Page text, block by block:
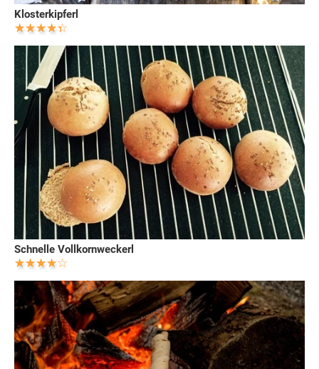
Klosterkipferl
Schnelle Vollkornweckerl